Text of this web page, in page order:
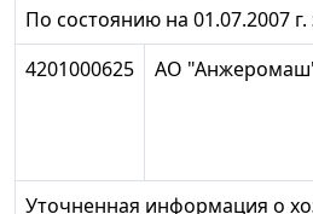
По состоянию на 01.07.2007 г.
4201000625
АО
Уточненная информация о